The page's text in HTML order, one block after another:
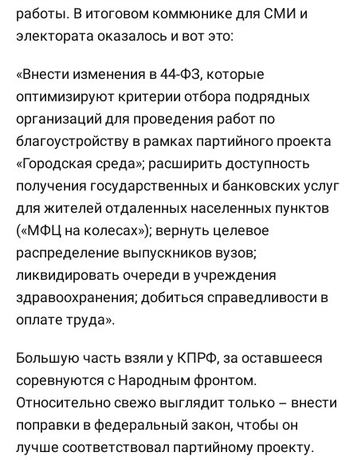
работы. В итоговом коммюнике для СМИ и
электората оказалось и вот это:
«Внести изменения в 44-ФЗ, которые
оптимизируют критерии отбора подрядных
организаций для проведения работ по
благоустройству в рамках партийного проекта
«Городская среда»; расширить доступность
получения государственных и банковских услуг
для жителей отдаленных населенных пунктов
(«МФЦ на колесах»); вернуть целевое
распределение выпускников вузов;
ликвидировать очереди в учреждения
здравоохранения; добиться справедливости в
оплате труда».
Большую часть взяли у КПРФ, за оставшееся
соревнуются с Народным фронтом.
Относительно свежо выглядит только – внести
поправки в федеральный закон, чтобы он
лучше соответствовал партийному проекту.